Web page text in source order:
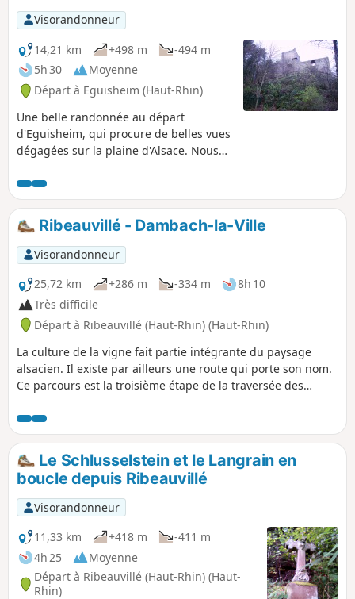
Riquewihr Poste.
Visorandonneur
14,21 km
+498 m
-494 m
5h 30
Moyenne
Départ à Eguisheim (Haut-Rhin)
Une belle randonnée au départ
d'Eguisheim, qui procure de belles vues
dégagées sur la plaine d'Alsace. Nous
et les Trois Châteaux au-dessus de
Husseren. Au retour, la visite du village
pittoresque d'Eguisheim s'impose, avec
sa belle rue des remparts circulaire.
Ribeauvillé - Dambach-la-Ville
Visorandonneur
25,72 km
+286 m -334 m
8h 10
Très difficile
Départ à Ribeauvillé (Haut-Rhin) (Haut-Rhin)
La culture de la vigne fait partie intégrante du paysage
alsacien. Il existe par ailleurs une route qui porte son nom.
Ce parcours est la troisième étape de la traversée des
Les points de vue sont très nombreux voire même
omniprésents en dehors des villages. Ces derniers sont très
typiques avec de jolies maisons à colombages et ont un
charme indéniable. Le patrimoine est lui aussi tout aussi
bien représenté.
Le Schlusselstein et le Langrain en
boucle depuis Ribeauvillé
Visorandonneur
11,33 km
+418 m
-411 m
4h 25
Moyenne
Départ à Ribeauvillé (Haut-Rhin) (Haut-
Rhin)